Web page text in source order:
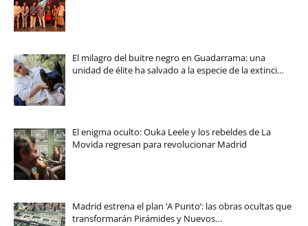
El milagro del buitre negro en Guadarrama: una
unidad de élite ha salvado a la especie de la extinci…
El enigma oculto: Ouka Leele y los rebeldes de La
Movida regresan para revolucionar Madrid
Madrid estrena el plan ‘A Punto’: las obras ocultas que
transformarán Pirámides y Nuevos…